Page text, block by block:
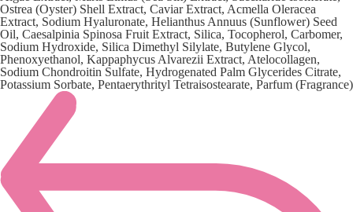
Ostrea (Oyster) Shell Extract, Caviar Extract, Acmella Oleracea
Extract, Sodium Hyaluronate, Helianthus Annuus (Sunflower) Seed
Oil, Caesalpinia Spinosa Fruit Extract, Silica, Tocopherol, Carbomer,
Sodium Hydroxide, Silica Dimethyl Silylate, Butylene Glycol,
Phenoxyethanol, Kappaphycus Alvarezii Extract, Atelocollagen,
Sodium Chondroitin Sulfate, Hydrogenated Palm Glycerides Citrate,
Potassium Sorbate, Pentaerythrityl Tetraisostearate, Parfum (Fragrance)